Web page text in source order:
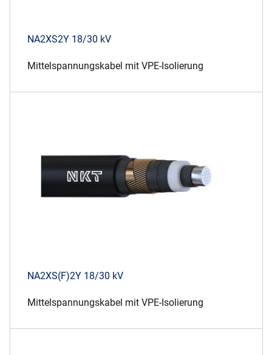
NA2XS2Y 18/30 kV
Mittelspannungskabel mit VPE-Isolierung
NA2XS(F)2Y 18/30 kV
Mittelspannungskabel mit VPE-Isolierung